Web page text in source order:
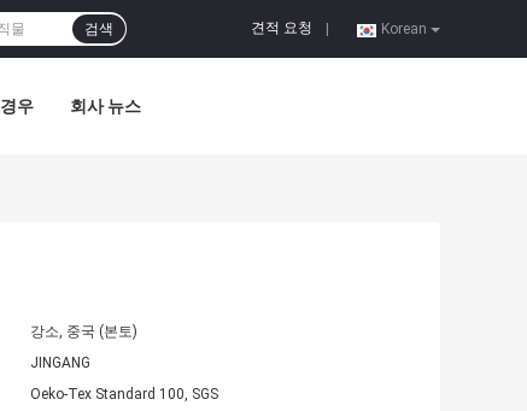
Korean
견적 요청
검색
경우 회사 뉴스
강소, 중국 (본토)
JINGANG
Oeko-Tex Standard 100, SGS